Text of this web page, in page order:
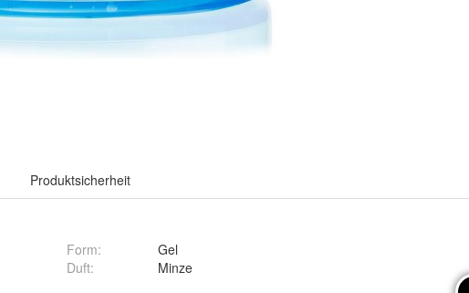
Produktsicherheit
Form:
Gel
Duft: Minze